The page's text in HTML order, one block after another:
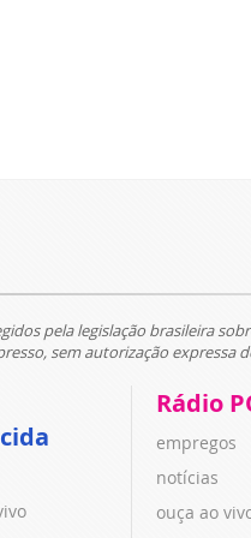
pela legislação brasileira
sem autorização expressa
Rádio
empregos
notícias
ouça ao